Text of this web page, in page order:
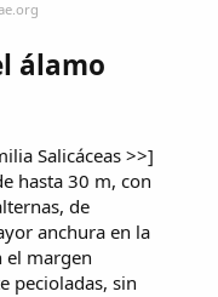
álamo
Salicáceas >>]
hasta 30 m, con
de
anchura en la
el margen
pecioladas, sin